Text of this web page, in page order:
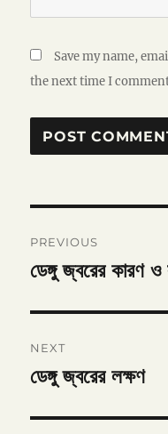
Save my name,
the next time I
navigation
PREVIOUS
Previous
ডেঙ্গু জ্বরের কারণ
NEXT
Next
ডেঙ্গু জ্বরের লক্ষণ